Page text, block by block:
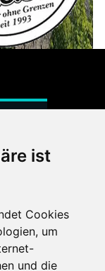
ist
Cookies
um
und die